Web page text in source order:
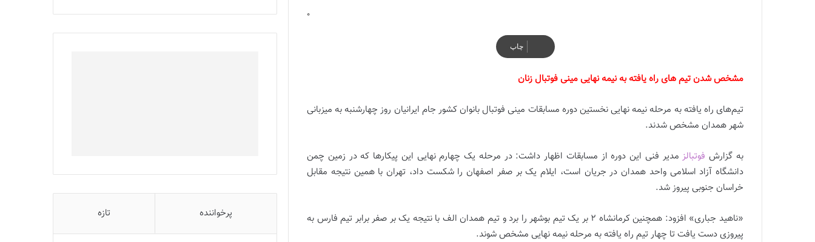
0
چاپ
مشخص شدن تیم های راه یافته به نیمه نهایی مینی فوتبال زنان
تیم‌های راه یافته به مرحله نیمه نهایی نخستین دوره مسابقات مینی فوتبال بانوان کشور جام ایرانیان روز چهارشنبه به میزبانی
شهر همدان مشخص شدند.
به گزارش فوتبالزمدیر فنی این دوره از مسابقات اظهار داشت: در مرحله یک چهارم نهایی این پیکارها که در زمین چمن
دانشگاه آزاد اسلامی واحد همدان در جریان است، ایلام یک بر صفر اصفهان را شکست داد، تهران با همین نتیجه مقابل
خراسان جنوبی پیروز شد.
«ناهید جباری» افزود: همچنین کرمانشاه ۲ بر یک تیم بوشهر را برد و تیم همدان الف با نتیجه یک بر صفر برابر تیم فارس به
پیروزی دست یافت تا چهار تیم راه یافته به مرحله نیمه نهایی مشخص شوند.
پرخواننده تازه